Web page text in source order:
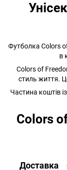
Футболка Colors of
в
Colors of
стиль життя.
Частина коштів
Сolors
Доставка